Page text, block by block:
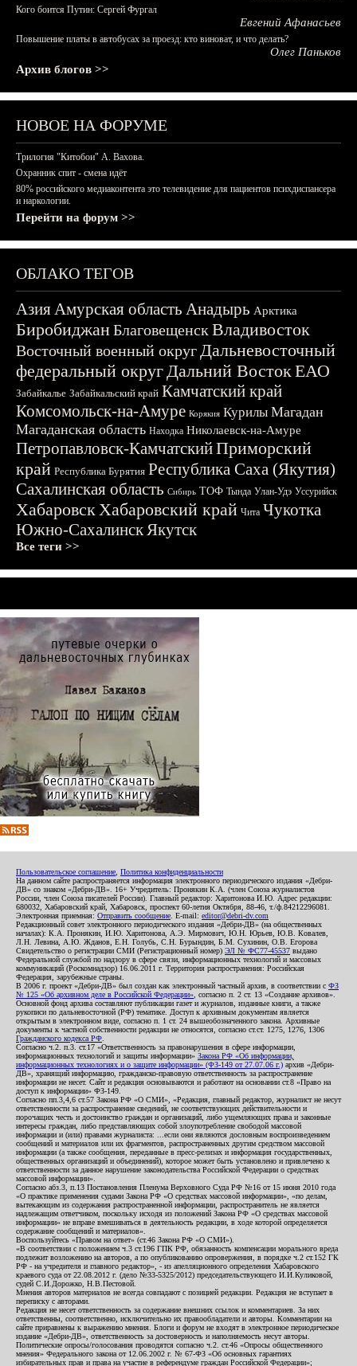
Кого боится Путин: Сергей Фургал
Евгений Афанасьев
Повышение платы в автобусах за проезд: кто виноват, и что делать?
Олег Паньков
Архив блогов >>
НОВОЕ НА ФОРУМЕ
Трилогия "Китобои" А. Вахова.
Охранник спит - смена идёт
80% российского медиаконтента это телевидение для пациентов психдиспансера
и наркологии.
Перейти на форум >>
ОБЛАКО ТЕГОВ
АзияАмурская область Анадырь Арктика
БиробиджанБлаговещенскВладивосток
Восточный военный округДальневосточный
федеральный округДальний ВостокЕАО
Забайкалье Забайкальский край Камчатский край
Комсомольск-на-Амуре Корякия Курилы Магадан
Магаданская область Находка Николаевск-на-Амуре
Петропавловск-КамчатскийПриморский
край Республика Бурятия Республика Саха (Якутия)
Сахалинская область Сибирь ТОФ Тында Улан-Удэ Уссурийск
ХабаровскХабаровский край Чита Чукотка
Южно-СахалинскЯкутск
Все теги >>
Пользовательское соглашение Политика конфиденциальности
На данном сайте распространяется информация электронного периодического издания «Дебри-
ДВ» со знаком «Дебри-ДВ». 16+ Учредитель: Пронякин К.А. (член Союза журналистов
России, член Союза писателей России). Главный редактор: Харитонова И.Ю. Адрес редакции:
680032, Хабаровский край, Хабаровск, проспект 60-летия Октября, 88-46, т./ф.84212296081.
Электронная приемная: Отправить сообщение . E-mail: editor@debri-dv.com
Редакционный совет электронного периодического издания «Дебри-ДВ» (на общественных
началах): К.А. Пронякин, И.Ю. Харитонова, А.Э. Мирмович, Ю.Н. Юрьев, Ю.В. Ковалев,
Л.Н. Левина, А.Ю. Жданов, Е.Н. Голубь, С.Н. Бурындин, Б.М. Сухинин, О.В. Егорова
Свидетельство о регистрации СМИ (Регистрационный номер) ЭЛ № ФС77-45537 выдано
Федеральной службой по надзору в сфере связи, информационных технологий и массовых
коммуникаций (Роскомнадзор) 16.06.2011 г. Территория распространения: Российская
Федерация, зарубежные страны.
В 2006 г. проект «Дебри-ДВ» был создан как электронный частный архив, в соответствии с ФЗ
№ 125 «Об архивном деле в Российской Федерации» , согласно п. 2 ст. 13 «Создание архивов».
Основной фонд архива составляют публикации газет и журналов, изданные книги, а также
рукописи по дальневосточной (РФ) тематике. Доступ к архивным документам является
открытым в электронном виде, согласно п. 1 ст. 24 вышеобозначенного закона. Архивные
документы к частной собственности редакции не относятся, согласно ст.ст. 1275, 1276, 1306
Гражданского кодекса РФ
Согласно ч.2. п.3. ст.17 «Ответственность за правонарушения в сфере информации,
информационных технологий и защиты информации» Закона РФ «Об информации,
информационных технологиях и о защите информации» (ФЗ-149 от 27.07.06 г.) архив «Дебри-
ДВ», хранящий информацию, гражданско-правовую ответственность за распространение
информации не несет. Сайт и редакция основываются и работают на основании ст.8 «Право на
доступ к информации» ФЗ-149.
Согласно пп.3,4,6 ст.57 Закона РФ «О СМИ», «Редакция, главный редактор, журналист не несут
ответственности за распространение сведений, не соответствующих действительности и
порочащих честь и достоинство граждан и организаций, либо ущемляющих права и законные
интересы граждан, либо представляющих собой злоупотребление свободой массовой
информации и (или) правами журналиста: ...если они являются дословным воспроизведением
сообщений и материалов или их фрагментов, распространенных другим средством массовой
информации (а также сообщения, переданные в пресс-релизах и информация государственных,
общественных организаций и объединений), которое может быть установлено и привлечено к
ответственности за данное нарушение законодательства Российской Федерации о средствах
массовой информации».
Согласно абз.3, п.13 Постановления Пленума Верховного Суда РФ №16 от 15 июня 2010 года
«О практике применения судами Закона РФ «О средствах массовой информации», «по делам,
вытекающим из содержания распространенной информации, распространитель не является
надлежащим ответчиком, поскольку исходя из положений Закона РФ «О средствах массовой
информации» не вправе вмешиваться в деятельность редакции, в ходе которой определяется
содержание сообщений и материалов».
Воспользуйтесь «Правом на ответ» (ст.46 Закона РФ «О СМИ»).
«В соответствии с положением ч.3 ст.196 ГПК РФ, обязанность компенсации морального вреда
подлежит возложению на авторов, а по опубликованию опровержения, в порядке ч.2 ст.152 ГК
РФ - на учредителя и главного редактор», - из апелляционного определения Хабаровского
краевого суда от 22.08.2012 г. (дело №33-5325/2012) председательствующего И.И.Куликовой,
судей С.И.Дорожко, Н.В.Пестовой.
Мнения авторов материалов не всегда совпадают с позицией редакции. Редакция не вступает в
переписку с авторами.
Редакция не несет ответственность за содержание внешних ссылок и комментариев. За них
ответственны, соответственно, исключительно их правообладатели и авторы. Комментарии на
сайте приравнены к выражению мнения. Блоги и форум не входят в электронное периодическое
издание «Дебри-ДВ», ответственность за достоверность и наполняемость несут авторы.
Политические опросы/голосования проводятся согласно ч.2. ст.46 «Опросы общественного
мнения» Федерального закона от 12.06.2002 г. № 67-ФЗ «Об основных гарантиях
избирательных прав и права на участие в референдуме граждан Российской Федерации»;